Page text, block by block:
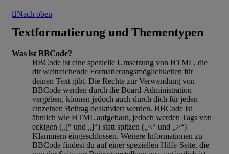
Nach oben
Textformatierung und Thementypen
Was ist BBCode?
BBCode ist eine spezielle Umsetzung von HTML, die
dir weitreichende Formatierungsmöglichkeiten für
deinen Text gibt. Die Rechte zur Verwendung von
BBCode werden durch die Board-Administration
vergeben, können jedoch auch durch dich für jeden
einzelnen Beitrag deaktiviert werden. BBCode ist
ähnlich wie HTML aufgebaut, jedoch werden Tags von
eckigen („[“ und „]“) statt spitzen („<“ und „>“)
Klammern eingeschlossen. Weitere Informationen zu
BBCode findest du auf einer speziellen Hilfe-Seite, die